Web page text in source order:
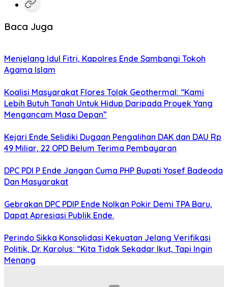
Baca Juga
Menjelang Idul Fitri, Kapolres Ende Sambangi Tokoh
Agama Islam
Koalisi Masyarakat Flores Tolak Geothermal: “Kami
Lebih Butuh Tanah Untuk Hidup Daripada Proyek Yang
Mengancam Masa Depan”
Kejari Ende Selidiki Dugaan Pengalihan DAK dan DAU Rp
49 Miliar, 22 OPD Belum Terima Pembayaran
DPC PDI P Ende Jangan Cuma PHP Bupati Yosef Badeoda
Dan Masyarakat
Gebrakan DPC PDIP Ende Nolkan Pokir Demi TPA Baru,
Dapat Apresiasi Publik Ende.
Perindo Sikka Konsolidasi Kekuatan Jelang Verifikasi
Politik, Dr. Karolus: “Kita Tidak Sekadar Ikut, Tapi Ingin
Menang